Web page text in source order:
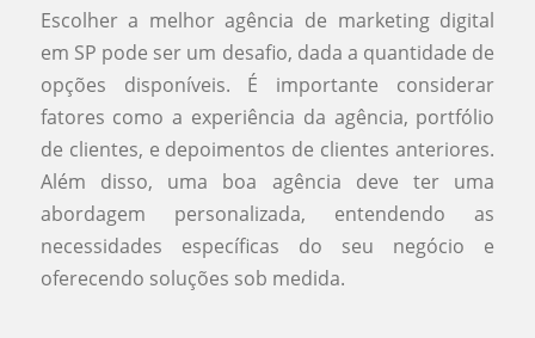
Escolher a melhor agência de marketing digital
em SP pode ser um desafio, dada a quantidade de
opções disponíveis. É importante considerar
fatores como a experiência da agência, portfólio
de clientes, e depoimentos de clientes anteriores.
Além disso, uma boa agência deve ter uma
abordagem personalizada, entendendo as
necessidades específicas do seu negócio e
oferecendo soluções sob medida.